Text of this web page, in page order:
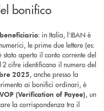
bonifico
: in Italia, l’IBAN è
le prime due lettere (es:
stato aperto il conto corrente del
cifre identificano il numero del
2025, anche presso la
ai bonifici ordinari, è
VOP (Verification of Payee), un
la corrispondenza tra il